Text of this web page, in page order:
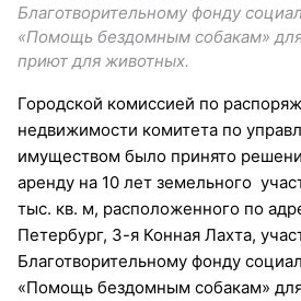
Благотворительному фонду
«Помощь бездомным собакам»
приют для животных.
Городской комиссией по
недвижимости комитета по
имуществом было принято
аренду на 10 лет земельного
тыс. кв. м, расположенного по
Петербург, 3-я Конная Лахта,
Благотворительному фонду
«Помощь бездомным собакам»